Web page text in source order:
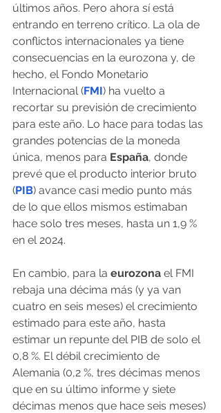
últimos años. Pero ahora sí está
entrando en terreno crítico. La ola de
conflictos internacionales ya tiene
consecuencias en la eurozona y, de
hecho, el Fondo Monetario
Internacional (FMI) ha vuelto a
recortar su previsión de crecimiento
para este año. Lo hace para todas las
grandes potencias de la moneda
única, menos para España, donde
prevé que el producto interior bruto
(PIB) avance casi medio punto más
de lo que ellos mismos estimaban
hace solo tres meses, hasta un 1,9 %
en el 2024.
En cambio, para la eurozona el FMI
rebaja una décima más (y ya van
cuatro en seis meses) el crecimiento
estimado para este año, hasta
estimar un repunte del PIB de solo el
0,8 %. El débil crecimiento de
Alemania (0,2 %, tres décimas menos
que en su último informe y siete
décimas menos que hace seis meses)